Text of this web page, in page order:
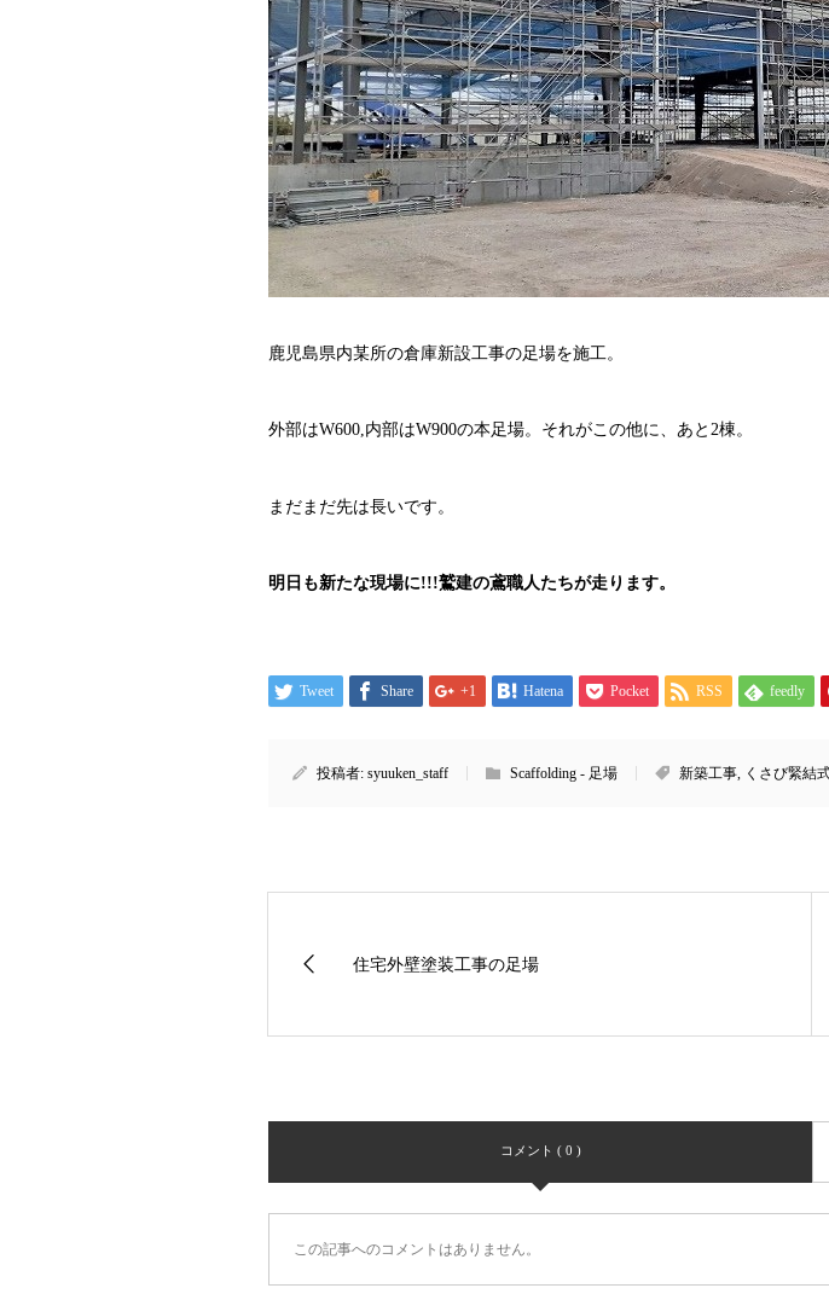
鹿児島県内某所の倉庫新設工事の足場を施工。
外部はW600,内部はW900の本足場。それがこの他に、あと2棟。
まだまだ先は長いです。
明日も新たな現場に!!!鷲建の鳶職人たちが走ります。
Tweet Share +1 Hatena Pocket RSS feedly
投稿者: syuuken_staff Scaffolding - 足場 新築工事, くさび緊結
住宅外壁塗装工事の足場
コメント ( 0 )
この記事へのコメントはありません。